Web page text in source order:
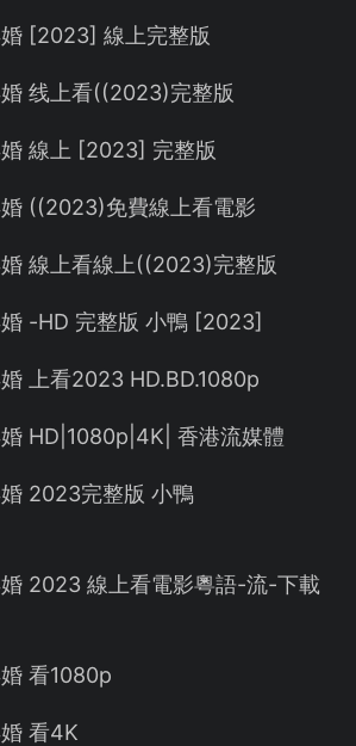
[2023] 線上完整版
线上看((2023)完整版
線上 [2023] 完整版
((2023)免費線上看電影
線上看線上((2023)完整版
-HD 完整版 小鴨 [2023]
上看2023 HD.BD.1080p
HD|1080p|4K| 香港流媒體
2023完整版 小鴨
2023 線上看電影粵語-流-下載
看1080p
看4K